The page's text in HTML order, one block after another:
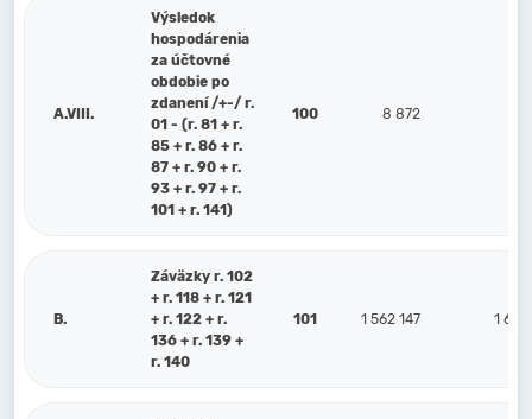
A.VIII.
Výsledok
hospodárenia
za účtovné
obdobie po
zdanení /+-/ r.
01 - (r. 81 + r.
85 + r. 86 + r.
87 + r. 90 + r.
93 + r. 97 + r.
101 + r. 141)
100 8 872
B.
Záväzky r. 102
+ r. 118 + r. 121
+ r. 122 + r.
136 + r. 139 +
r. 140
101 1 562 147 1